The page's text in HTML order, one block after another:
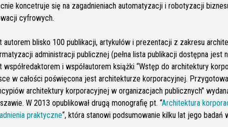
koncetruje się na zagadnieniach automatyzacji i robotyzacji
cyfrowych.
autorem blisko 100 publikacji, artykułów i prezentacji z zakresu
administracji publicznej (pełna lista publikacji dostępna jest
współredaktorem i współautorem książki “Wstęp do architektury
w całości poświęcona jest architekturze korporacyjnej.
architektury korporacyjnej w organizacjach publicznych”
W 2013 opublikował drugą monografię pt. “Architektura
praktyczne“, która stanowi podsumowanie kilku lat jego badań